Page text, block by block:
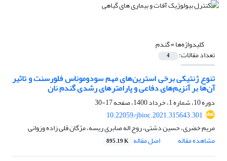
کلیدواژه‌ها =گندم
تعداد مقالات: 4
تنوع ژنتیکی برخی استرین‌های مهم سودوموناس فلورسنت و تاثیر
آن‌ها بر آنزیم‌های دفاعی و پارامترهای رشدی گندم نان
دوره 10، شماره 1، خرداد 1400، صفحه
17-30
10.22059/jbioc.2021.315643.301
مریم خضری، حسین دشتی، روح اله صابری ریسه، مژگان قلی ‌زاده وزوانی
مشاهده مقاله
اصل مقاله 895.19 K